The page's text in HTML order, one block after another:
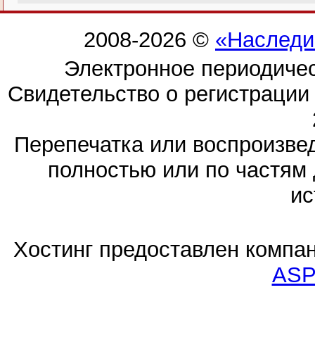
2008-2026 ©
Электронное
Свидетельство о
Перепечатка или
полностью или по частям
Хостинг предоставлен